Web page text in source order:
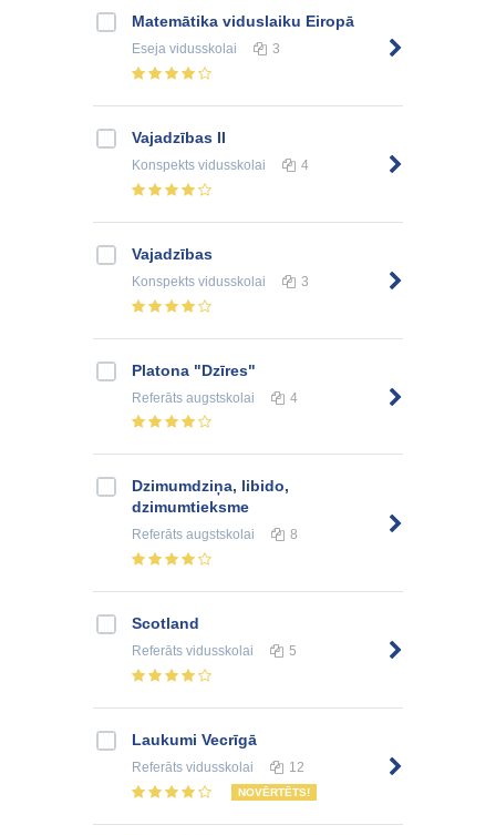
Matemātika viduslaiku Eiropā
Eseja vidusskolai 3
Vajadzības II
Konspekts vidusskolai 4
Vajadzības
Konspekts vidusskolai 3
Platona "Dzīres"
Referāts augstskolai 4
Dzimumdziņa, libido,
dzimumtieksme
Referāts augstskolai 8
Scotland
Referāts vidusskolai 5
Laukumi Vecrīgā
Referāts vidusskolai 12
NOVĒRTĒTS!